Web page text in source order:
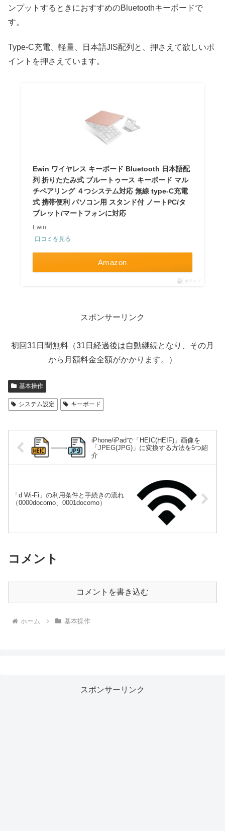
ンプットするときにおすすめのBluetoothキーボードで
す。
Type-C充電、軽量、日本語JIS配列と、押さえて欲しいポ
イントを押さえています。
Ewin ワイヤレス キーボード Bluetooth 日本語配
列 折りたたみ式 ブルートゥース キーボード マル
チペアリング ４つシステム対応 無線 type-C充電
式 携帯便利 パソコン用 スタンド付 ノートPC/タ
ブレット/マートフォンに対応
Ewin
口コミを見る
Amazon
ポチップ
スポンサーリンク
初回31日間無料（31日経過後は自動継続となり、その月
から月額料金全額がかかります。）
基本操作
システム設定 キーボード
iPhone/iPadで「HEIC(HEIF)」画像を
「JPEG(JPG)」に変換する方法を5つ紹
介
「d Wi-Fi」の利用条件と手続きの流れ
（0000docomo、0001docomo）
コメント
コメントを書き込む
ホーム 基本操作
スポンサーリンク